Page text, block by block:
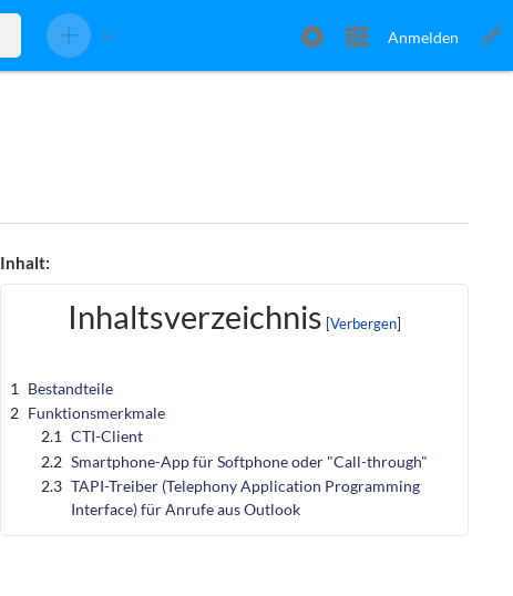
Anmelden
Inhalt:
Inhaltsverzeichnis
1
Bestandteile
2 Funktionsmerkmale
2.1 CTI-Client
2.2 Smartphone-App für Softphone oder "Call-through"
2.3 TAPI-Treiber (Telephony Application Programming
Interface) für Anrufe aus Outlook